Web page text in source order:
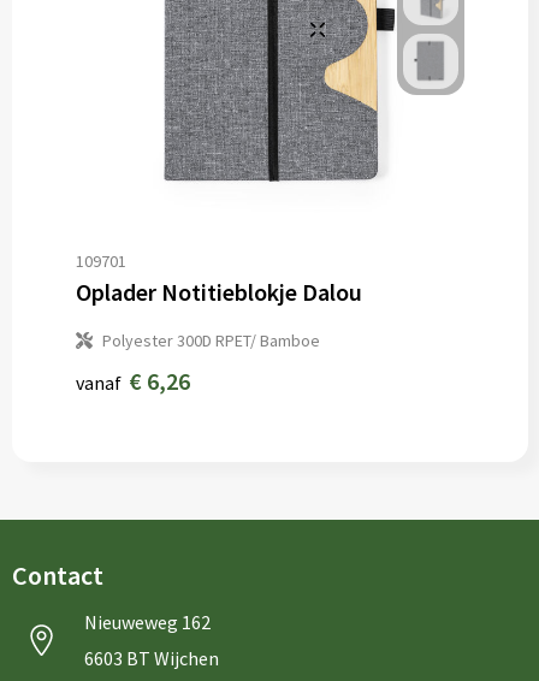
109701
Oplader Notitieblokje Dalou
Polyester 300D RPET/ Bamboe
vanaf € 6,26
Contact
Nieuweweg 162
6603 BT Wijchen